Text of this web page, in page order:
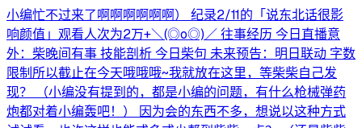
小编忙不过来了啊啊啊啊啊啊） 纪录2/11的「说东北话很影
响颜值」观看人次为2万+＼⁠(⁠◎⁠o⁠◎⁠)⁠／ 往事经历 今日直播意
外：柴晚间有事 技能剖析 今日柴句 未来预告：明日联动 字数
限制所以截止在今天哦哦哦~我就放在这里，等柴柴自己发
现？ （小编没有提到的，都是小编的问题，有什么枪械弹药
炮都对着小编轰吧！） 因为会的东西不多，想说以这种方式